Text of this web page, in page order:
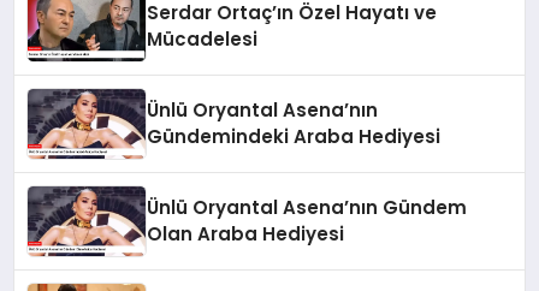
Serdar Ortaç’ın Özel Hayatı ve
Mücadelesi
Ünlü Oryantal Asena’nın
Gündemindeki Araba Hediyesi
Ünlü Oryantal Asena’nın Gündem
Olan Araba Hediyesi